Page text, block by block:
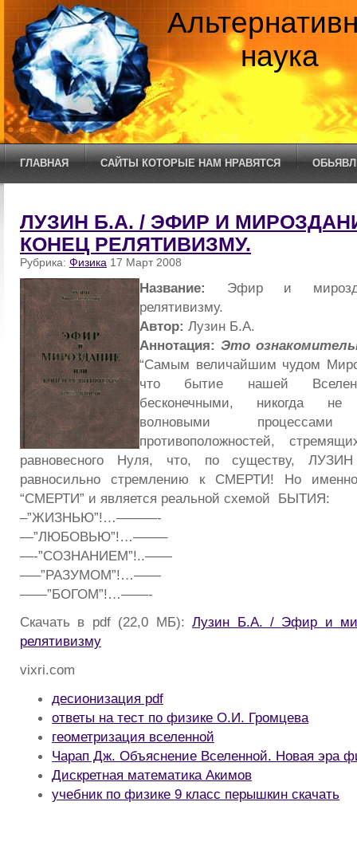
наука
ГЛАВНАЯ САЙТЫ КОТОРЫЕ НАМ НРАВЯТСЯ
ЛУЗИН Б.А. / ЭФИР И
КОНЕЦ РЕЛЯТИВИЗМУ.
Рубрика: Физика 17 Март 2008
Название: Эфир и
релятивизму.
Автор: Лузин Б.А.
Аннотация: Это
“Самым величайшим чудом
что бытие нашей
бесконечными, никогда не
волновыми
противоположностей,
равновесного Нуля, что, по существу,
равносильно стремлению к СМЕРТИ! Но
“СМЕРТИ” и является реальной схемой БЫТИЯ:
–”ЖИЗНЬЮ”!…———-
—”ЛЮБОВЬЮ”!…——–
—-”СОЗНАНИЕМ”!..——
—–”РАЗУМОМ”!…——
——”БОГОМ”!…——-
Скачать в pdf (22,0 МБ):Лузин Б.А. / Эфир и
релятивизму
vixri.com
десионизация pdf
ответы на тест по физике О.И. Громцева
геометризация вселенной
Чарап Дж. Объяснение Вселенной. Новая эра
Дискретная математика Акимов
учебник по физике 9 класс перышкин скачать